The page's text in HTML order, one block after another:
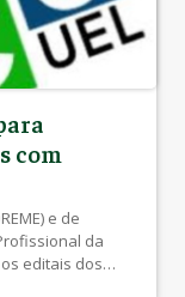
com
e de
da
os editais dos